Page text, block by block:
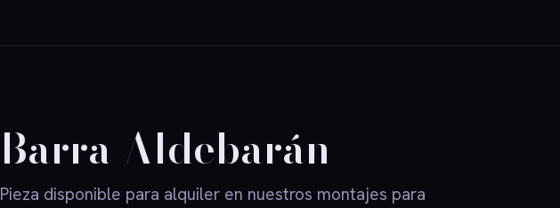
Barra Aldebarán
Pieza disponible para alquiler en nuestros montajes para